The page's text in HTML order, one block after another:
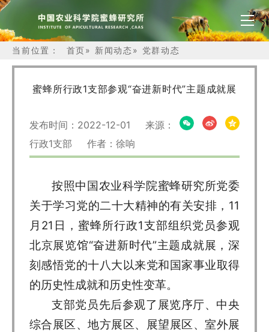
当前位置： 首页» 新闻动态» 党群动态
蜜蜂所行政1支部参观“奋进新时代”主题成就展
发布时间：2022-12-01 来源：
行政1支部 作者：徐响
按照中国农业科学院蜜蜂研究所党委
关于学习党的二十大精神的有关安排，11
月21日，蜜蜂所行政1支部组织党员参观
北京展览馆“奋进新时代”主题成就展，深
刻感悟党的十八大以来党和国家事业取得
的历史性成就和历史性变革。
支部党员先后参观了展览序厅、中央
综合展区、地方展区、展望展区、室外展